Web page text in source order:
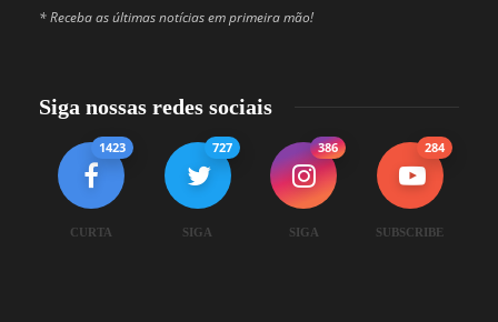
* Receba as últimas notícias em primeira mão!
Siga nossas redes sociais
1423
CURTA
727
SIGA
386
SIGA
284
SUBSCRIBE